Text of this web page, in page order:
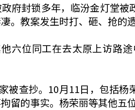
府封锁多年，临汾金灯堂被
。教案发生时打、砸、抢的
六位同工在去太原上访路
被查抄。10月11日，包括
留的事实。杨荣丽等其他五